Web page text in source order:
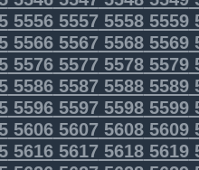
5556555755585559
5566556755685569
5576557755785579
5586558755885589
5596559755985599
5606560756085609
5616561756185619